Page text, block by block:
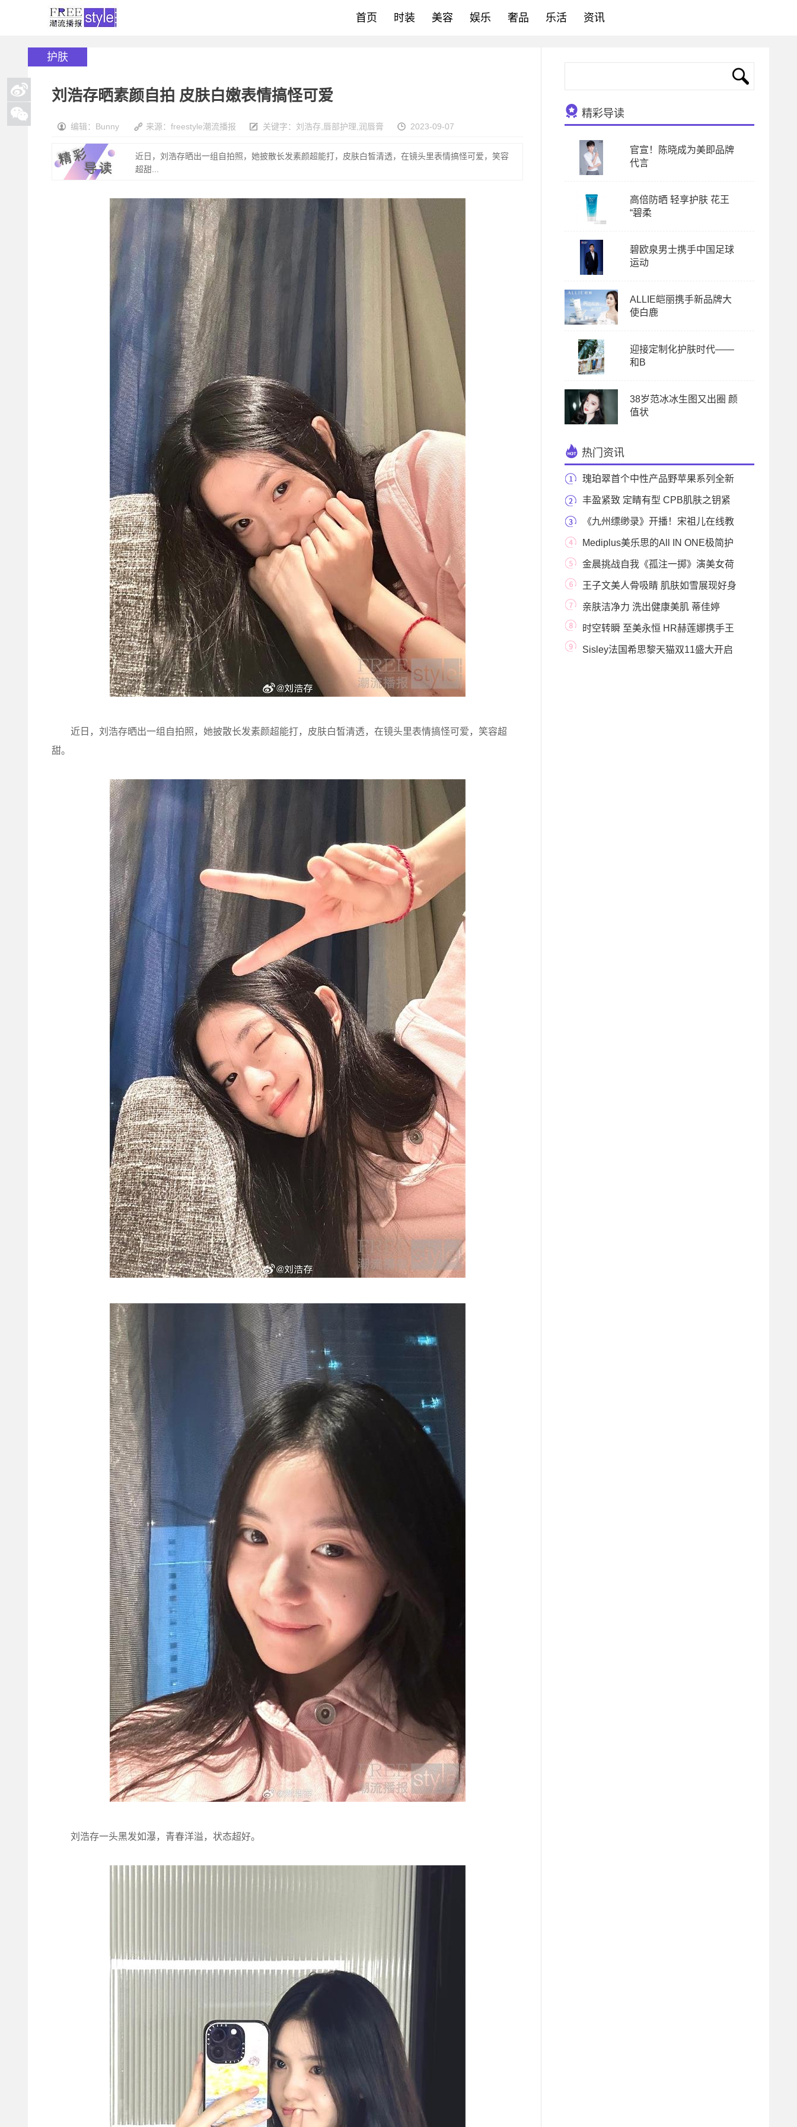
首页 时装 美容 娱乐 奢品 乐活 资讯
护肤
刘浩存晒素颜自拍 皮肤白嫩表情搞怪可爱
编辑：Bunny 来源：freestyle潮流播报 关键字： 刘浩存 唇部护理 润唇膏 2023-09-07
近日，刘浩存晒出一组自拍照，她披散长发素颜超能打，皮肤白皙清透，在镜头里表情搞怪可爱，笑容
超甜...
近日，刘浩存晒出一组自拍照，她披散长发素颜超能打，皮肤白皙清透，在镜头里表情搞怪可爱，笑容超
甜。
刘浩存一头黑发如瀑，青春洋溢，状态超好。
精彩导读
官宣！陈晓成为美即品牌
代言
高倍防晒 轻享护肤 花王
“碧柔
碧欧泉男士携手中国足球
运动
ALLIE皑丽携手新品牌大
使白鹿
迎接定制化护肤时代——
和B
38岁范冰冰生图又出圈 颜
值状
热门资讯
瑰珀翠首个中性产品野苹果系列全新
上市，倡导
丰盈紧致 定睛有型 CPB肌肤之钥紧
致抚纹精华眼霜
《九州缥缈录》开播！宋祖儿在线教
学化妆不卡
Mediplus美乐思的All IN ONE极简护
肤小秘诀
金晨挑战自我《孤注一掷》演美女荷
官 王子文美人骨吸睛 肌肤如雪展现好身
材 亲肤洁净力 洗出健康美肌 蒂佳婷
Dermaclear德玛珂
时空转瞬 至美永恒 HR赫莲娜携手王
菲王家卫 以极
Sisley法国希思黎天猫双11盛大开启